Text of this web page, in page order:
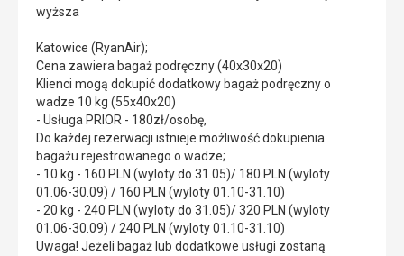
wyższa
Katowice (RyanAir);
Cena zawiera bagaż podręczny (40x30x20)
Klienci mogą dokupić dodatkowy bagaż podręczny o
wadze 10 kg (55x40x20)
- Usługa PRIOR - 180zł/osobę,
Do każdej rezerwacji istnieje możliwość dokupienia
bagażu rejestrowanego o wadze;
- 10 kg - 160 PLN (wyloty do 31.05)/ 180 PLN (wyloty
01.06-30.09) / 160 PLN (wyloty 01.10-31.10)
- 20 kg - 240 PLN (wyloty do 31.05)/ 320 PLN (wyloty
01.06-30.09) / 240 PLN (wyloty 01.10-31.10)
Uwaga! Jeżeli bagaż lub dodatkowe usługi zostaną